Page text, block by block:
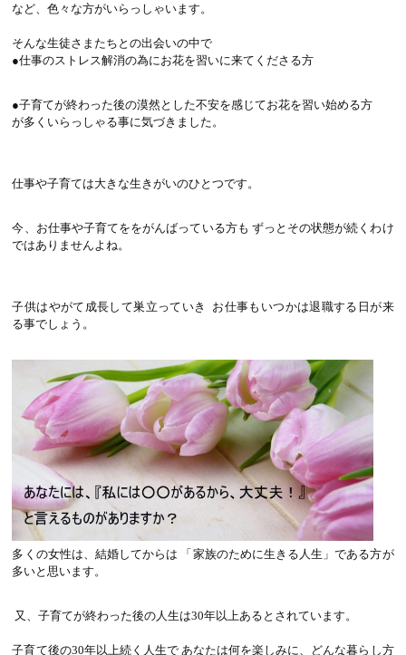
など、色々な方がいらっしゃいます。
そんな生徒さまたちとの出会いの中で
●仕事のストレス解消の為にお花を習いに来てくださる方
●子育てが終わった後の漠然とした不安を感じてお花を習い始める方
が多くいらっしゃる事に気づきました。
仕事や子育ては大きな生きがいのひとつです。
今、お仕事や子育てををがんばっている方も ずっとその状態が続くわけ
ではありませんよね。
子供はやがて成長して巣立っていき お仕事もいつかは退職する日が来
る事でしょう。
多くの女性は、結婚してからは 「家族のために生きる人生」である方が
多いと思います。
又、子育てが終わった後の人生は30年以上あるとされています。
子育て後の30年以上続く人生で あなたは何を楽しみに、どんな暮らし方